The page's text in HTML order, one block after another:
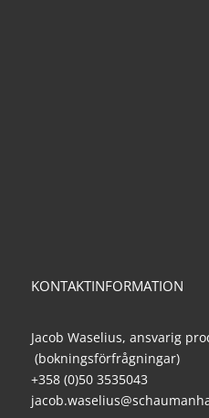
KONTAKTINFORMATION
Jacob Waselius, ansvarig
(bokningsförfrågningar)
+358 (0)50 3535043